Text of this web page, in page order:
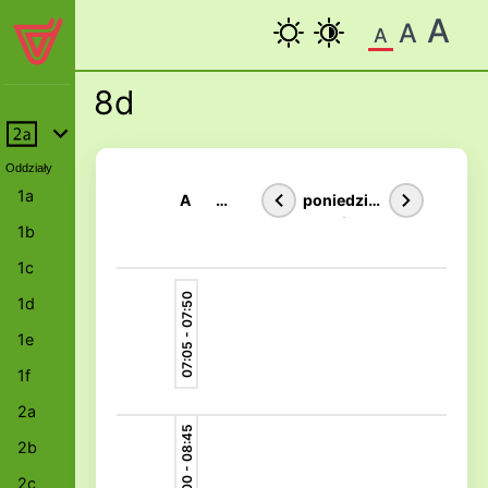
Oddziały
1a
1b
1c
1d
1e
1f
2a
2b
2c
A A A
8d
A
07:05 - 07:50
08:00 - 08:45
Ś
poniedział
ek